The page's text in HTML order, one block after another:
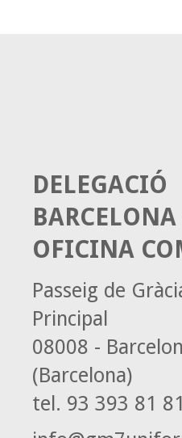
DELEGACIÓ
BARCELONA
OFICINA
Passeig de
Principal
08008 -
(Barcelona)
tel. 93 393 81 81